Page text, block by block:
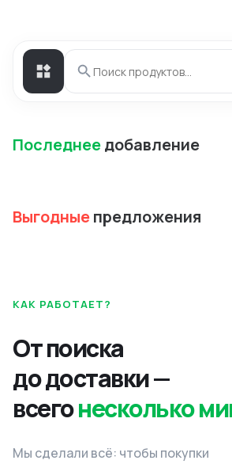
Последнеедобавление
Выгодныепредложения
КАК РАБОТАЕТ?
От поиска
до доставки —
всегонесколько
Мы сделали всё: чтобы покупки